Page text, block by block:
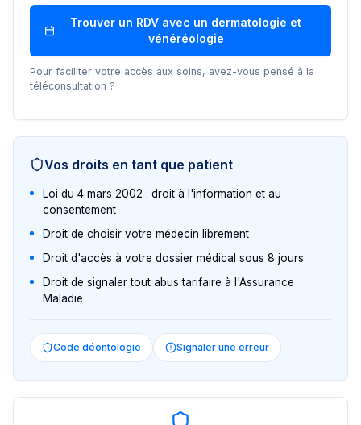
Trouver un RDV avec un dermatologie et
vénéréologie
Pour faciliter votre accès aux soins, avez-vous pensé à la
téléconsultation ?
Vos droits en tant que patient
Loi du 4 mars 2002 : droit à l'information et au
consentement
Droit de choisir votre médecin librement
Droit d'accès à votre dossier médical sous 8 jours
Droit de signaler tout abus tarifaire à l'Assurance
Maladie
Code déontologie Signaler une erreur